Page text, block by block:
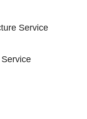
Service